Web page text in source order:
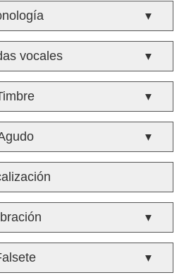
▼
vocales ▼
▼
▼
▼
▼